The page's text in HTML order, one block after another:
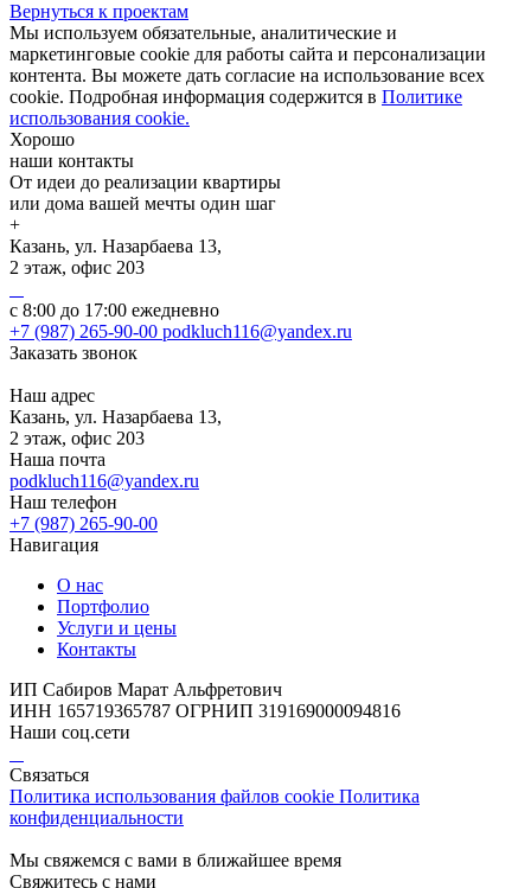
Вернуться к проектам
Мы используем обязательные, аналитические и
маркетинговые cookie для работы сайта и персонализации
контента. Вы можете дать согласие на использование всех
cookie. Подробная информация содержится в Политике
использования cookie.
Хорошо
наши контакты
От идеи до реализации квартиры
или дома вашей мечты один шаг
+
Казань, ул. Назарбаева 13,
2 этаж, офис 203
с 8:00 до 17:00 ежедневно
+7 (987) 265-90-00 podkluch116@yandex.ru
Заказать звонок
Наш адрес
Казань, ул. Назарбаева 13,
2 этаж, офис 203
Наша почта
podkluch116@yandex.ru
Наш телефон
+7 (987) 265-90-00
Навигация
О нас
Портфолио
Услуги и цены
Контакты
ИП Сабиров Марат Альфретович
ИНН 165719365787 ОГРНИП 319169000094816
Наши соц.сети
Связаться
Политика использования файлов cookie Политика
конфиденциальности
Мы свяжемся с вами в ближайшее время
Свяжитесь с нами